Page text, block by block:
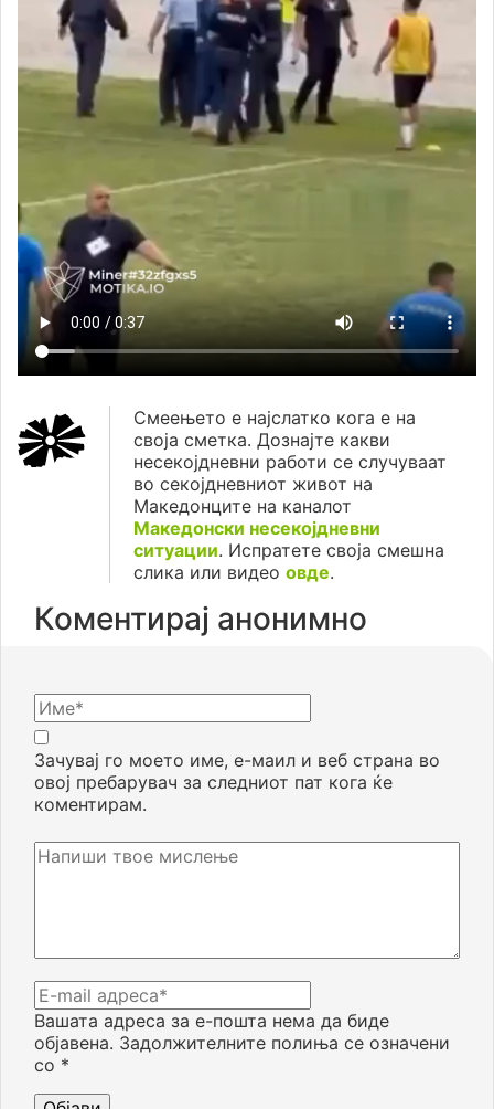
Смеењето е најслатко кога е на
своја сметка. Дознајте какви
несекојдневни работи се случуваат
во секојдневниот живот на
Македонците на каналот
Македонски несекојдневни
ситуации. Испратете своја смешна
слика или видео овде.
Коментирај анонимно
Вашата адреса за е-пошта нема да биде
објавена. Задолжителните полиња се означени
со *
Зачувај го моето име, е-маил и веб страна во
овој пребарувач за следниот пат кога ќе
коментирам.